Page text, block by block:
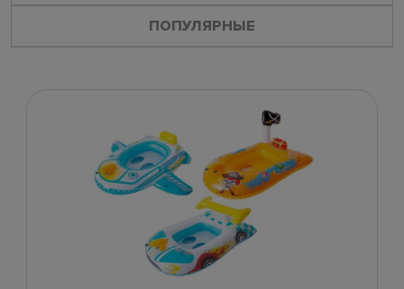
ПОПУЛЯРНЫЕ